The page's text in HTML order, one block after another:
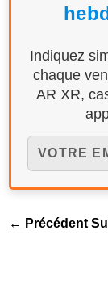
Indiquez
chaque
AR XR,
← Précédent